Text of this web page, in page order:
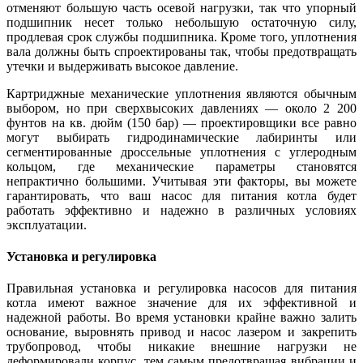
отменяют большую часть осевой нагрузки, так что упорный
подшипник несет только небольшую остаточную силу,
продлевая срок службы подшипника. Кроме того, уплотнения
вала должны быть спроектированы так, чтобы предотвращать
утечки и выдерживать высокое давление.
Картриджные механические уплотнения являются обычным
выбором, но при сверхвысоких давлениях — около 2 200
фунтов на кв. дюйм (150 бар) — проектировщики все равно
могут выбирать гидродинамические лабиринты или
сегментированные дроссельные уплотнения с углеродным
кольцом, где механические параметры становятся
непрактично большими. Учитывая эти факторы, вы можете
гарантировать, что ваш насос для питания котла будет
работать эффективно и надежно в различных условиях
эксплуатации.
Установка и регулировка
Правильная установка и регулировка насосов для питания
котла имеют важное значение для их эффективной и
надежной работы. Во время установки крайне важно залить
основание, выровнять привод и насос лазером и закрепить
трубопровод, чтобы никакие внешние нагрузки не